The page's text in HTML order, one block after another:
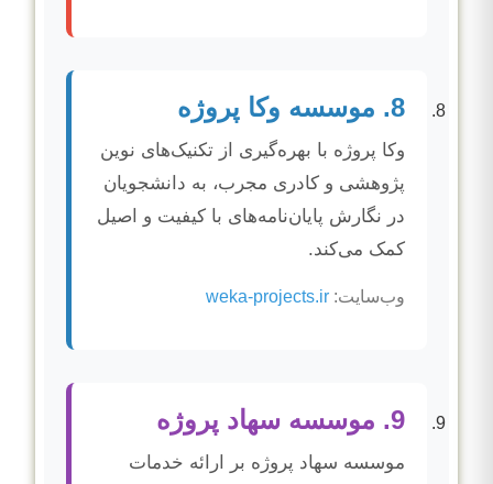
8. موسسه وکا پروژه
وکا پروژه با بهره‌گیری از تکنیک‌های نوین
پژوهشی و کادری مجرب، به دانشجویان
در نگارش پایان‌نامه‌های با کیفیت و اصیل
کمک می‌کند.
وب‌سایت: weka-projects.ir
9. موسسه سهاد پروژه
موسسه سهاد پروژه بر ارائه خدمات